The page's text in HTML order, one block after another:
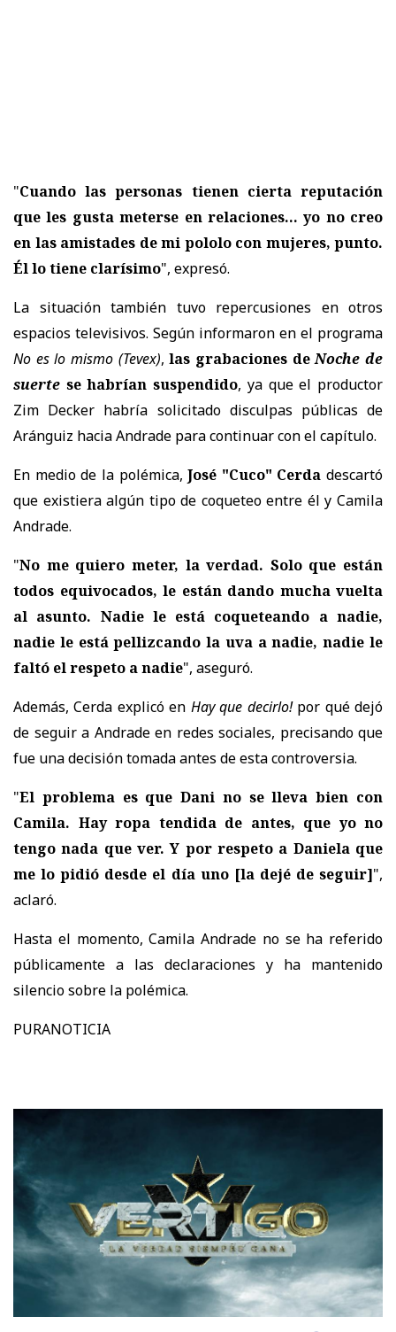
"Cuando las personas tienen cierta reputación
que les gusta meterse en relaciones... yo no creo
en las amistades de mi pololo con mujeres, punto.
Él lo tiene clarísimo", expresó.
La situación también tuvo repercusiones en otros
espacios televisivos. Según informaron en el programa
No es lo mismo (Tevex),las grabaciones deNoche de
suerte se habrían suspendido, ya que el productor
Zim Decker habría solicitado disculpas públicas de
Aránguiz hacia Andrade para continuar con el capítulo.
En medio de la polémica,José "Cuco" Cerda descartó
que existiera algún tipo de coqueteo entre él y Camila
Andrade.
"No me quiero meter, la verdad. Solo que están
todos equivocados, le están dando mucha vuelta
al asunto. Nadie le está coqueteando a nadie,
nadie le está pellizcando la uva a nadie, nadie le
faltó el respeto a nadie", aseguró.
Además, Cerda explicó en Hay que decirlo!por qué dejó
de seguir a Andrade en redes sociales, precisando que
fue una decisión tomada antes de esta controversia.
"El problema es que Dani no se lleva bien con
Camila. Hay ropa tendida de antes, que yo no
tengo nada que ver. Y por respeto a Daniela que
me lo pidió desde el día uno [la dejé de seguir]",
aclaró.
Hasta el momento, Camila Andrade no se ha referido
públicamente a las declaraciones y ha mantenido
silencio sobre la polémica.
PURANOTICIA